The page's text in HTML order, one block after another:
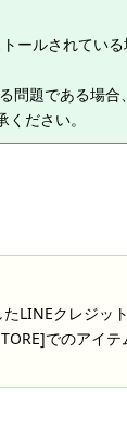
ールされてい
問題である場
ださい。
LINEクレジッ
でのアイテ